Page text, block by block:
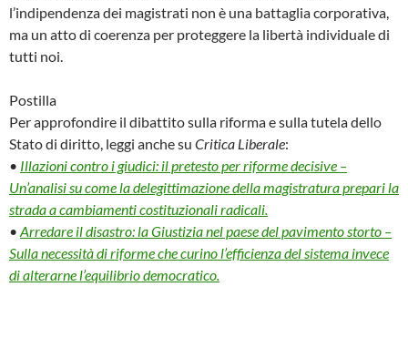
l’indipendenza dei magistrati non è una battaglia corporativa,
ma un atto di coerenza per proteggere la libertà individuale di
tutti noi.
Postilla
Per approfondire il dibattito sulla riforma e sulla tutela dello
Stato di diritto, leggi anche su Critica Liberale:
• Illazioni contro i giudici: il pretesto per riforme decisive –
Un’analisi su come la delegittimazione della magistratura prepari la
strada a cambiamenti costituzionali radicali.
• Arredare il disastro: la Giustizia nel paese del pavimento storto –
Sulla necessità di riforme che curino l’efficienza del sistema invece
di alterarne l’equilibrio democratico.